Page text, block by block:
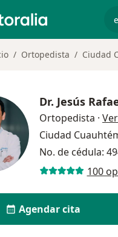
Ortopedista Ciudad
Dr. Jesús
Ortopedista ·
Ciudad
No. de cédula:
100
Agendar cita